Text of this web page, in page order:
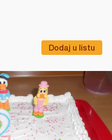
Dodaj u listu